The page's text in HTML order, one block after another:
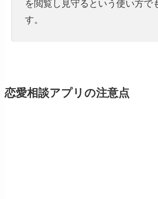
を閲覧し見守るという使い方で
す。
恋愛相談アプリの注意点